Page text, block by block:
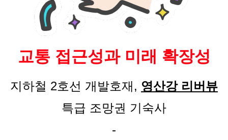
교통 접근성과 미래 확장성
지하철 2호선 개발호재, 영산강 리버뷰
특급 조망권 기숙사
-